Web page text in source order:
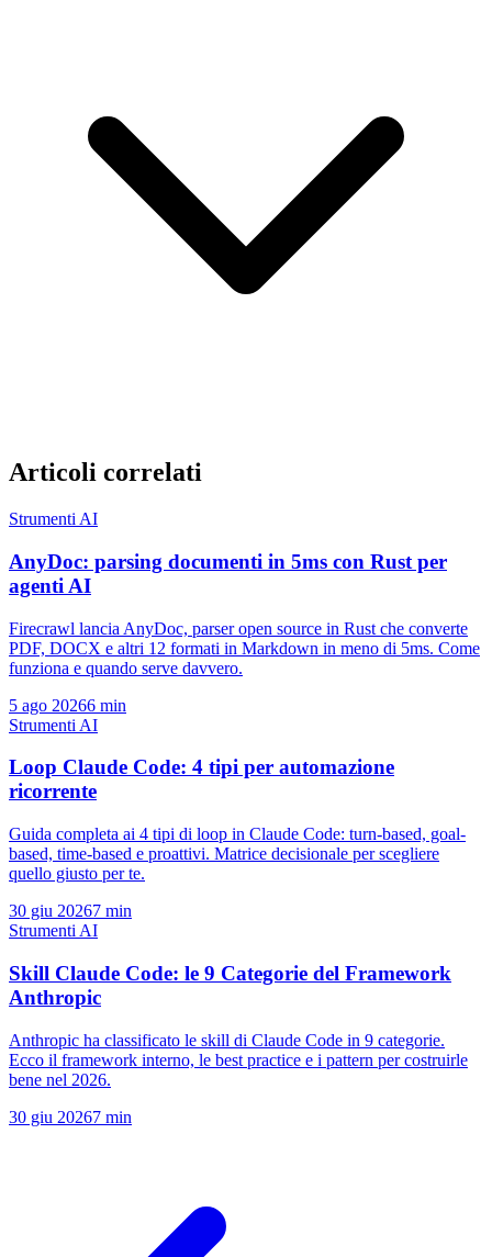
Articoli correlati
Strumenti AI
AnyDoc: parsing documenti in 5ms con Rust per
agenti AI
Firecrawl lancia AnyDoc, parser open source in Rust che converte
PDF, DOCX e altri 12 formati in Markdown in meno di 5ms. Come
funziona e quando serve davvero.
5 ago 20266 min
Strumenti AI
Loop Claude Code: 4 tipi per automazione
ricorrente
Guida completa ai 4 tipi di loop in Claude Code: turn-based, goal-
based, time-based e proattivi. Matrice decisionale per scegliere
quello giusto per te.
30 giu 20267 min
Strumenti AI
Skill Claude Code: le 9 Categorie del Framework
Anthropic
Anthropic ha classificato le skill di Claude Code in 9 categorie.
Ecco il framework interno, le best practice e i pattern per costruirle
bene nel 2026.
30 giu 20267 min